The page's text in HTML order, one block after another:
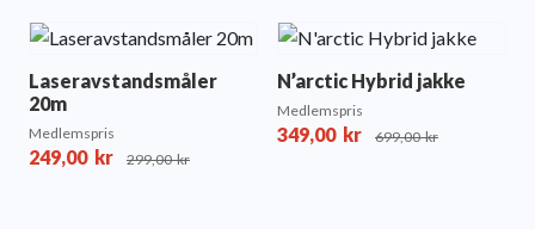
Laseravstandsmåler
20m
Medlemspris
249,00 kr 299,00kr
N’arctic Hybrid jakke
Medlemspris
349,00 kr 699,00kr